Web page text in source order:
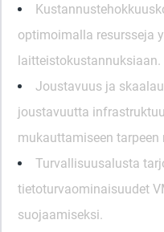
Kustannustehokkuus
optimoimalla resursseja
laitteistokustannuksiaan.
Joustavuus ja
joustavuutta
mukauttamiseen tarpeen
Turvallisuusalusta
tietoturvaominaisuudet
suojaamiseksi.